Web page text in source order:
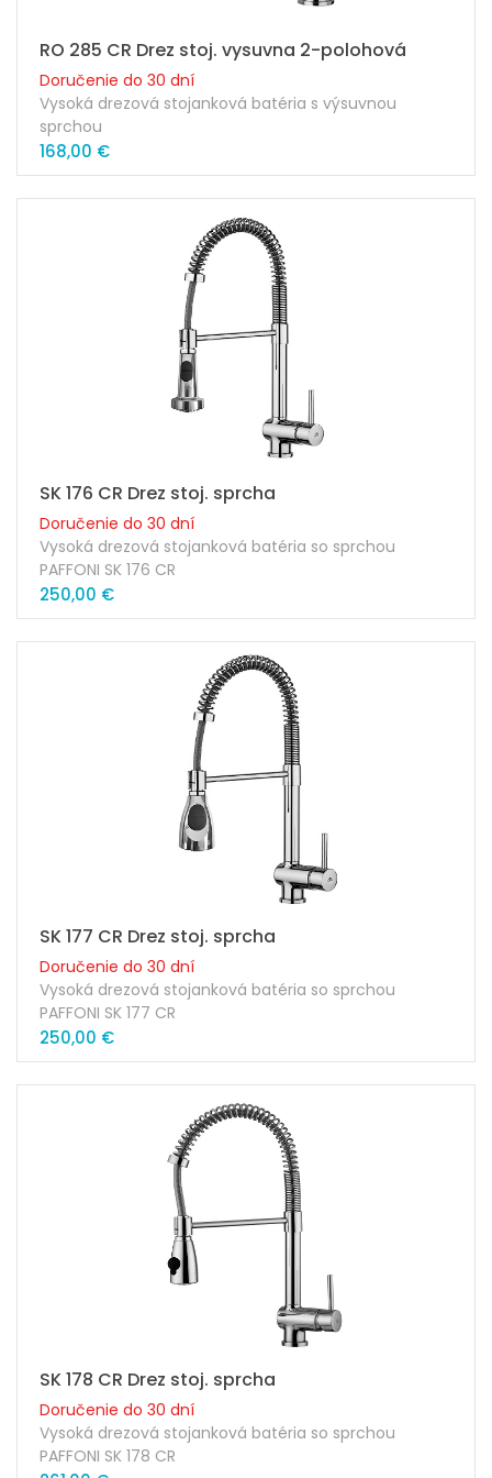
RO 285 CR Drez stoj. vysuvna 2-polohová
Doručenie do 30 dní
Vysoká drezová stojanková batéria s výsuvnou
sprchou
PAFFONI RO 285 CR
Prevedenie: chróm
Výška výtoku ramienka: 255mm
Dĺžka ramienka: 238mm
Náhradná kartuša:ZA91151
Súčasťou balenia sú pripojovacie skrutky + hadičky
168,00 €
SK 176 CR Drez stoj. sprcha
Doručenie do 30 dní
Vysoká drezová stojanková batéria so sprchou
PAFFONI SK 176 CR
Prevedenie: chróm
Výška výtoku ramienka: 136mm
Dĺžka ramienka: 242mm
Náhradná kartuša: ZA91103R
Súčasťou balenia sú pripojovacie skrutky + hadičky
250,00 €
SK 177 CR Drez stoj. sprcha
Doručenie do 30 dní
Vysoká drezová stojanková batéria so sprchou
PAFFONI SK 177 CR
Prevedenie: chróm
Výška výtoku ramienka: 151mm
Dĺžka ramienka: 242mm
Náhradná kartuša: ZA91103R
Súčasťou balenia sú pripojovacie skrutky + hadičky
250,00 €
SK 178 CR Drez stoj. sprcha
Doručenie do 30 dní
Vysoká drezová stojanková batéria so sprchou
PAFFONI SK 178 CR